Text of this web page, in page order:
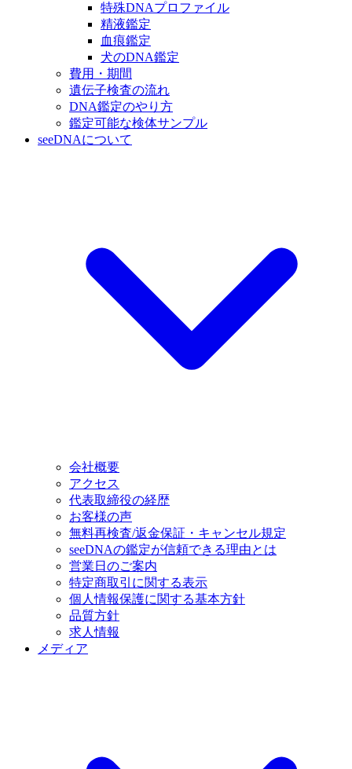
特殊DNAプロファイル
精液鑑定
血痕鑑定
犬のDNA鑑定
費用・期間
遺伝子検査の流れ
DNA鑑定のやり方
鑑定可能な検体サンプル
seeDNAについて
会社概要
アクセス
代表取締役の経歴
お客様の声
無料再検査/返金保証・キャンセル規定
seeDNAの鑑定が信頼できる理由とは
営業日のご案内
特定商取引に関する表示
個人情報保護に関する基本方針
品質方針
求人情報
メディア